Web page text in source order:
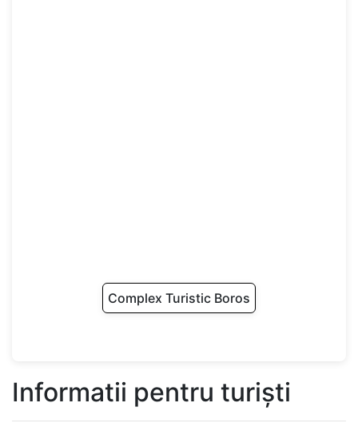
Complex Turistic Boros
Informatii pentru turiști